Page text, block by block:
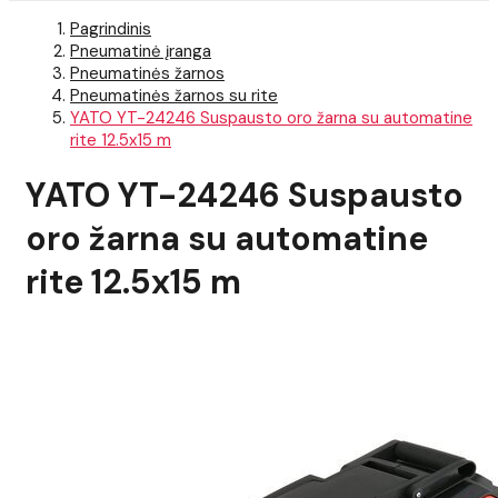
Pagrindinis
Pneumatinė įranga
Pneumatinės žarnos
Pneumatinės žarnos su rite
YATO YT-24246 Suspausto oro žarna su automatine
rite 12.5x15 m
YATO YT-24246 Suspausto
oro žarna su automatine
rite 12.5x15 m